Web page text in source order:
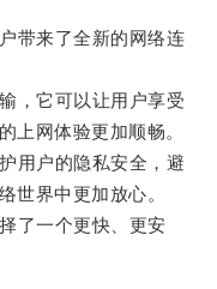
来了全新的网络连
它可以让用户享受
上网体验更加顺畅。
户的隐私安全，避
世界中更加放心。
一个更快、更安